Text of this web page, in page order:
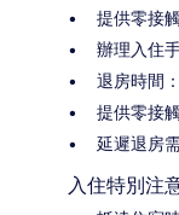
提供零接
辦理入住
退房時間
提供零接
延遲退房
入住特別注